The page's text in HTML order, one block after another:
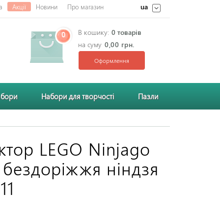
Акції Новини Про магазин ua
0 В кошику: 0 товарів
на суму 0,00 грн.
Оформлення
Набори для творчості Пазли
LEGO Ninjago
бездоріжжя ніндзя